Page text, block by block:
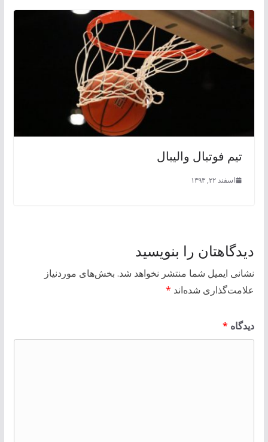
تیم فوتبال والیبال
اسفند ۲۲, ۱۳۹۳
دیدگاهتان را بنویسید
نشانی ایمیل شما منتشر نخواهد شد. بخش‌های موردنیاز
علامت‌گذاری شده‌اند *
دیدگاه *